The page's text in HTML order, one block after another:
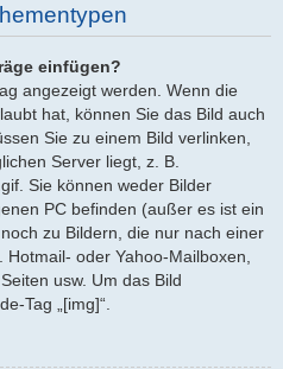
einfügen?
angezeigt werden. Wenn die
hat, können Sie das Bild auch
Sie zu einem Bild verlinken,
Server liegt, z. B.
Sie können weder Bilder
PC befinden (außer es ist ein
zu Bildern, die nur nach einer
oder Yahoo-Mailboxen,
usw. Um das Bild
Tag „[img]“.